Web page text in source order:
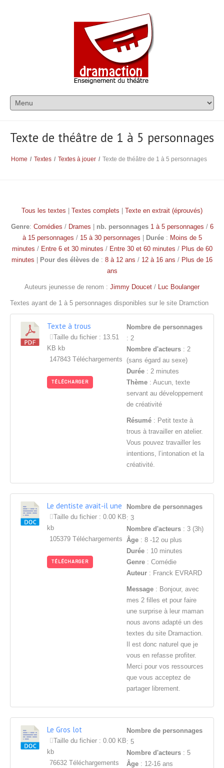
Texte de théâtre de 1 à 5 personnages
Home / Textes / Textes à jouer / Texte de théâtre de 1 à 5 personnages
Tous les textes Textes complets Texte en extrait (éprouvés)
Genre: Comédies / Drames nb. personnages 1 à 5 personnages / 6
à 15 personnages / 15 à 30 personnages Durée: Moins de 5
minutes / Entre 6 et 30 minutes / Entre 30 et 60 minutes / Plus de 60
minutes
Pour des élèves de : 8 à 12 ans / 12 à 16 ans / Plus de 16
ans
Auteurs jeunesse de renom : Jimmy Doucet / Luc Boulanger
Textes ayant de 1 à 5 personnages disponibles sur le site Dramction
Texte à trous
Taille du fichier : 13.51
KB kb
147843 Téléchargements
TÉLÉCHARGER
Nombre de personnages
: 2
Nombre d'acteurs : 2
(sans égard au sexe)
Durée : 2 minutes
Thème : Aucun, texte
servant au développement
de créativité
Résumé : Petit texte à
trous à travailler en atelier.
Vous pouvez travailler les
intentions, l’intonation et la
créativité.
Le dentiste avait-il une
dent contre lui?
Taille du fichier : 0.00 KB
kb
105379 Téléchargements
TÉLÉCHARGER
Nombre de personnages
: 3
Nombre d'acteurs : 3 (3h)
Âge : 8 -12 ou plus
Durée : 10 minutes
Genre : Comédie
Auteur : Franck EVRARD
Message : Bonjour, avec
mes 2 filles et pour faire
une surprise à leur maman
nous avons adapté un des
textes du site Dramaction.
Il est donc naturel que je
vous en refasse profiter.
Merci pour vos ressources
que vous acceptez de
partager librement.
Le Gros lot
Taille du fichier : 0.00 KB
kb
76632 Téléchargements
Nombre de personnages
: 5
Nombre d'acteurs : 5
Âge : 12-16 ans